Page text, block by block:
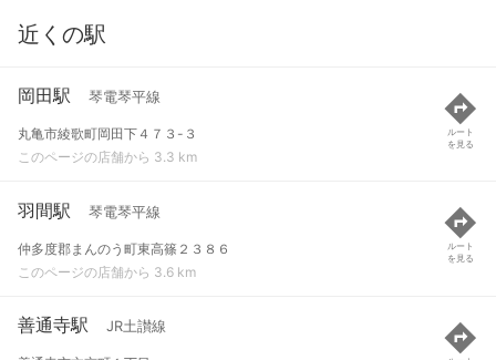
近くの駅
岡田駅 琴電琴平線
丸亀市綾歌町岡田下４７３-３
このページの店舗から 3.3 km
ルート
を見る
羽間駅 琴電琴平線
仲多度郡まんのう町東高篠２３８６
このページの店舗から 3.6 km
ルート
を見る
善通寺駅 JR土讃線